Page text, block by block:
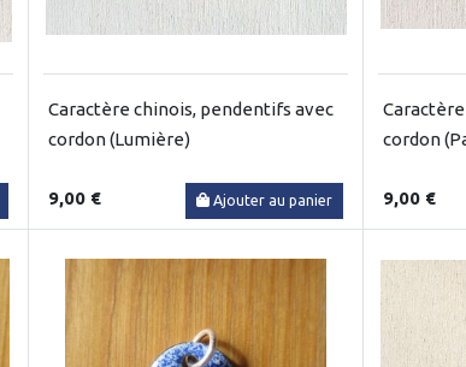
Caractère chinois, pendentifs avec
cordon (Lumière)
9,00 € Ajouter au panier
cordon
9,00 €